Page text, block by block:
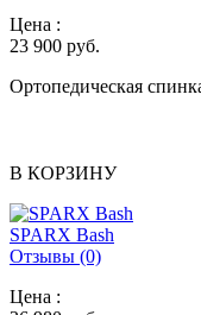
Цена :
23 900 руб.
Ортопедическая
В КОРЗИНУ
SPARX Bash
Отзывы (0)
Цена :